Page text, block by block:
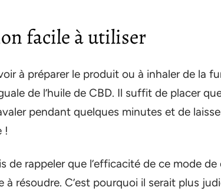
facile à utiliser
à préparer le produit ou à inhaler de la
de l’huile de CBD. Il suffit de placer
pendant quelques minutes et de
!
de rappeler que l’efficacité de ce mode
à résoudre. C’est pourquoi il serait plus